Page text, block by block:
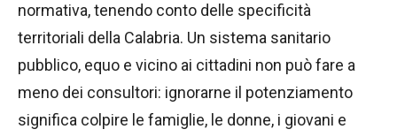
normativa, tenendo conto delle specificità
territoriali della Calabria. Un sistema sanitario
pubblico, equo e vicino ai cittadini non può fare a
meno dei consultori: ignorarne il potenziamento
significa colpire le famiglie, le donne, i giovani e